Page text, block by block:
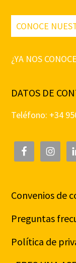
CONOCE
¿YA NOS
DATOS DE
Teléfono: +34
Convenios de
Preguntas
Política de